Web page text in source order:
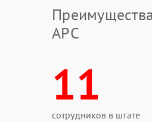
APC
11
сотрудников в штате